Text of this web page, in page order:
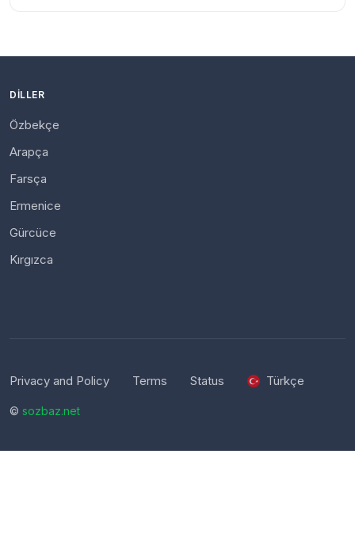
DILLER
Özbekçe
Arapça
Farsça
Ermenice
Gürcüce
Kırgızca
Privacy and Policy Terms Status Türkçe
© sozbaz.net